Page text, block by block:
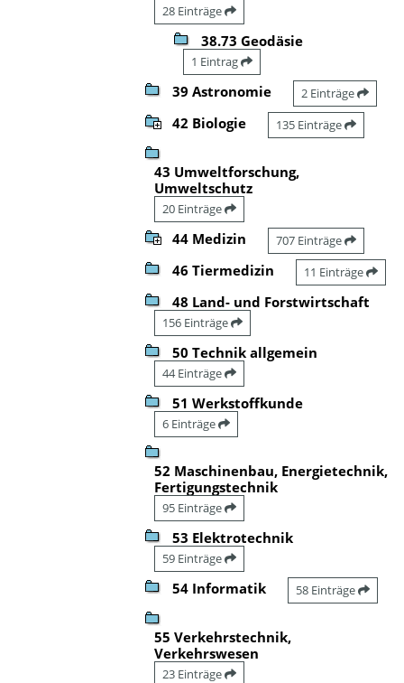
28 Einträge
38.73 Geodäsie
1 Eintrag
39 Astronomie 2 Einträge
42 Biologie 135 Einträge
43 Umweltforschung,
Umweltschutz
20 Einträge
44 Medizin 707 Einträge
46 Tiermedizin 11 Einträge
48 Land- und Forstwirtschaft
156 Einträge
50 Technik allgemein
44 Einträge
51 Werkstoffkunde
6 Einträge
52 Maschinenbau, Energietechnik,
Fertigungstechnik
95 Einträge
53 Elektrotechnik
59 Einträge
54 Informatik 58 Einträge
55 Verkehrstechnik,
Verkehrswesen
23 Einträge